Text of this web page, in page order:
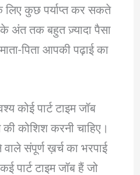
कुछ पर्याप्त कर सकते
अंत तक बहुत ज़्यादा पैसा
पिता आपकी पढ़ाई का
कोई पार्ट टाइम जॉब
कोशिश करनी चाहिए।
संपूर्ण ख़र्च का भरपाई
टाइम जॉब हैं जो